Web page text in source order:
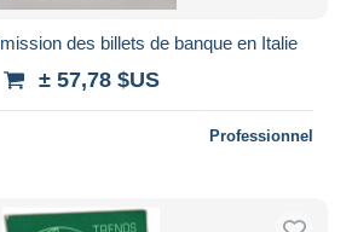
des billets de banque en Italie
± 57,78 $US
Professionnel